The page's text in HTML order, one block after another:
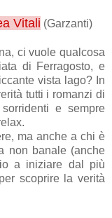
Vitali (Garzanti)
ci vuole qualcosa
di Ferragosto, e
vista lago? In
tutti i romanzi di
e sempre
ma anche a chi è
non banale (anche
a iniziare dal più
scoprire la verità